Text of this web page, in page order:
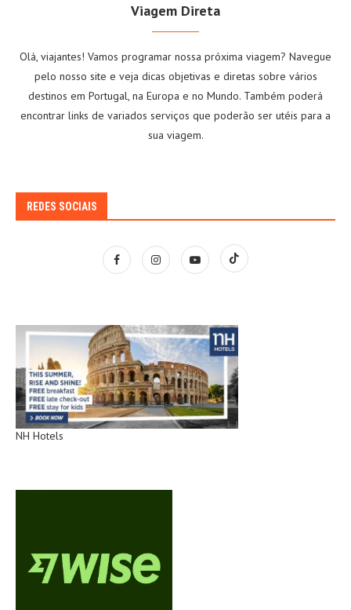
Viagem Direta
Olá, viajantes! Vamos programar nossa próxima viagem? Navegue
pelo nosso site e veja dicas objetivas e diretas sobre vários
destinos em Portugal, na Europa e no Mundo. Também poderá
encontrar links de variados serviços que poderão ser utéis para a
sua viagem.
REDES SOCIAIS
NH Hotels